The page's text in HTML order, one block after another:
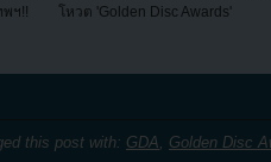
พฯ!!
โหวต 'Golden Disc Awards'
this post with: GDA Golden Disc